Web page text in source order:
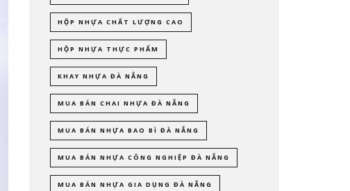
HỘP NHỰA CHẤT LƯỢNG CAO
HỘP NHỰA THỰC PHẨM
KHAY NHỰA ĐÀ NẴNG
MUA BÁN CHAI NHỰA ĐÀ NẴNG
MUA BÁN NHỰA BAO BÌ ĐÀ NẴNG
MUA BÁN NHỰA CÔNG NGHIỆP ĐÀ NẴNG
MUA BÁN NHỰA GIA DỤNG ĐÀ NẴNG